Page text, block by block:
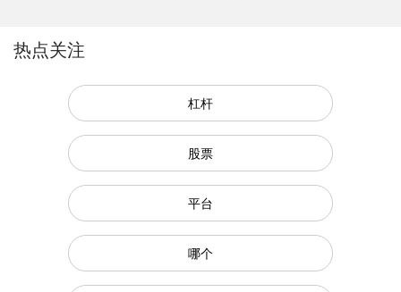
热点关注
杠杆
股票
平台
哪个